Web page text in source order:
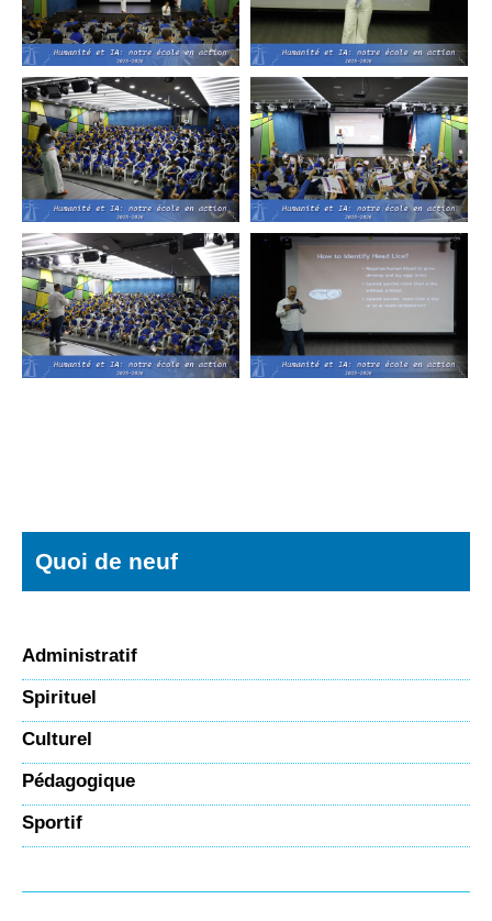
Quoi de neuf
Administratif
Spirituel
Culturel
Pédagogique
Sportif